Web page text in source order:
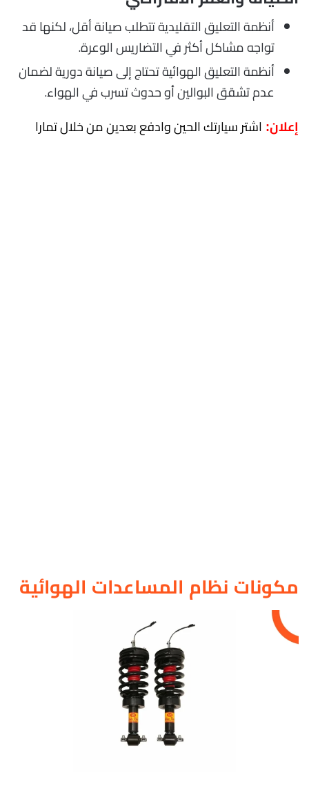
أنظمة التعليق التقليدية تتطلب صيانة أقل، لكنها قد
تواجه مشاكل أكثر في التضاريس الوعرة.
أنظمة التعليق الهوائية تحتاج إلى صيانة دورية لضمان
عدم تشقق البوالين أو حدوث تسرب في الهواء.
إعلان: اشتر سيارتك الحين وادفع بعدين من خلال تمارا
مكونات نظام المساعدات الهوائية